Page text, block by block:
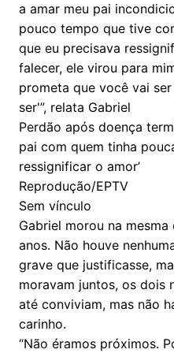
a amar meu pai
pouco tempo que tive
que eu precisava
falecer, ele virou para
prometa que você vai
ser'”, relata Gabriel
Perdão após doença
pai com quem tinha
ressignificar o amor’
Reprodução/EPTV
Sem vínculo
Gabriel morou na
anos. Não houve
grave que justificasse,
moravam juntos, os dois
até conviviam, mas não
carinho.
“Não éramos próximos.